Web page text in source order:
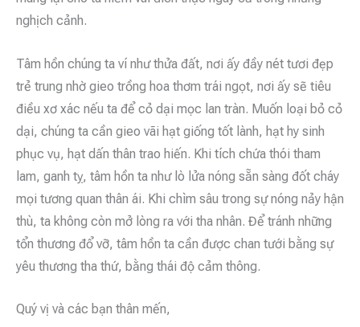
nghịch cảnh.
Tâm hồn chúng ta ví như thửa đất, nơi ấy đầy nét tươi đẹp
trẻ trung nhờ gieo trồng hoa thơm trái ngọt, nơi ấy sẽ tiêu
điều xơ xác nếu ta để cỏ dại mọc lan tràn. Muốn loại bỏ cỏ
dại, chúng ta cần gieo vãi hạt giống tốt lành, hạt hy sinh
phục vụ, hạt dấn thân trao hiến. Khi tích chứa thói tham
lam, ganh tỵ, tâm hồn ta như lò lửa nóng sẵn sàng đốt cháy
mọi tương quan thân ái. Khi chìm sâu trong sự nóng nảy hận
thù, ta không còn mở lòng ra với tha nhân. Để tránh những
tổn thương đổ vỡ, tâm hồn ta cần được chan tưới bằng sự
yêu thương tha thứ, bằng thái độ cảm thông.
Quý vị và các bạn thân mến,